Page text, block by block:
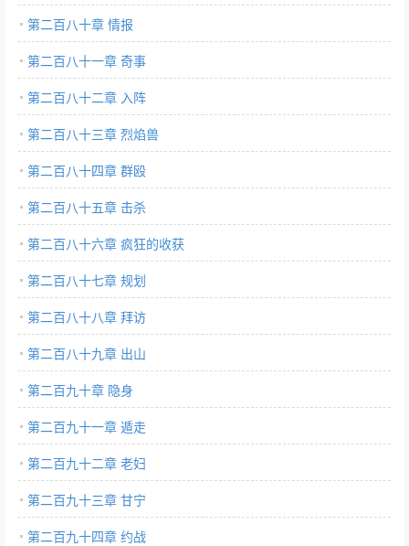
第二百八十章 情报
第二百八十一章 奇事
第二百八十二章 入阵
第二百八十三章 烈焰兽
第二百八十四章 群殴
第二百八十五章 击杀
第二百八十六章 疯狂的收获
第二百八十七章 规划
第二百八十八章 拜访
第二百八十九章 出山
第二百九十章 隐身
第二百九十一章 遁走
第二百九十二章 老妇
第二百九十三章 甘宁
第二百九十四章 约战